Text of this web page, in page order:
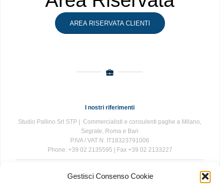
Gestisci Consenso Cookie
AREA RISERVATA CLIENTI
I nostri riferimenti
Studio Pallino Srl STP | Commercialisti e consulenti paghe a Milano,
Segrate, Roma e Bari
P.IVA / VAT N. IT18323791006
Phone: +39 02 2135595 | Fax +39 02 2133227
The information contained in this website is for general information